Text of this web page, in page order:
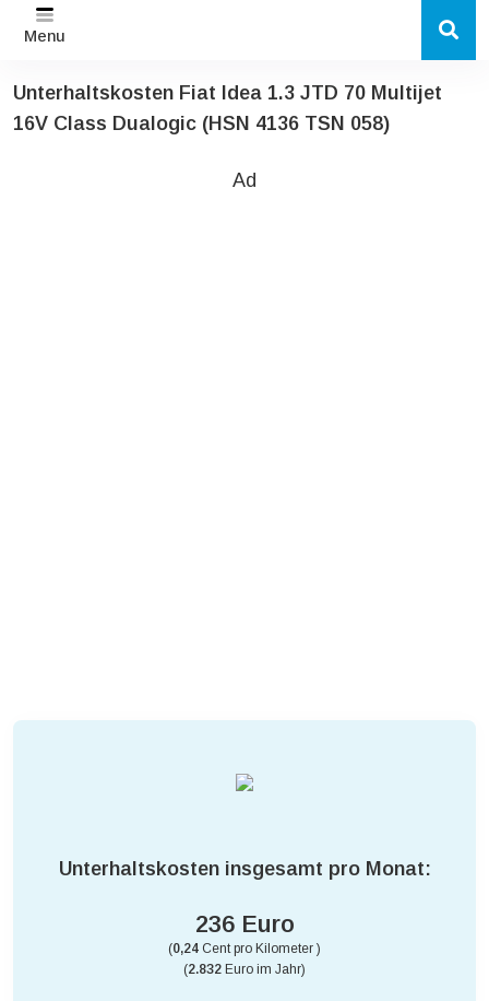
Menu
Unterhaltskosten Fiat Idea 1.3 JTD 70 Multijet
16V Class Dualogic (HSN 4136 TSN 058)
Ad
Unterhaltskosten insgesamt pro Monat:
236 Euro
(0,24 Cent pro Kilometer )
(2.832 Euro im Jahr)